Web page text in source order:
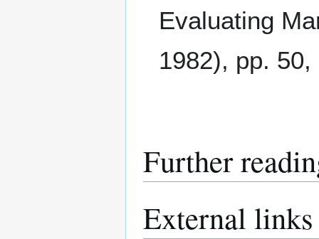
Evaluating
1982), pp. 50,
Further
External links